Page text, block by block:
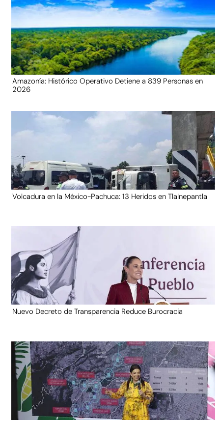
Amazonía: Histórico Operativo Detiene a 839 Personas en
2026
Volcadura en la México-Pachuca: 13 Heridos en Tlalnepantla
Nuevo Decreto de Transparencia Reduce Burocracia